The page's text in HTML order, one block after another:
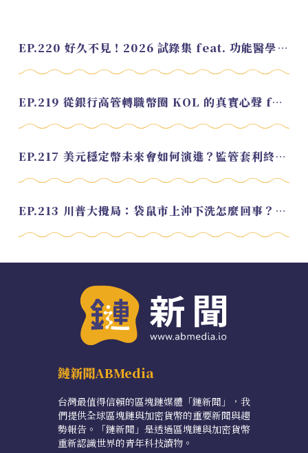
EP.220 好久不見！2026 試錄集 feat. 功能醫學營養師 美寶
EP.219 從銀行高管轉職幣圈 KOL 的真實心聲 feat.龜大
EP.217 美元穩定幣未來會如何演進？監管套利終將收斂？feat. 研究員 余哲安
EP.213 川普大攪局：袋鼠市上沖下洗怎麼回事？feat. Alvin
鏈新聞ABMedia
台灣最值得信賴的區塊鏈媒體「鏈新聞」，我
們提供全球區塊鏈與加密貨幣的重要新聞與趨
勢報告。「鏈新聞」是透過區塊鏈與加密貨幣
重新認識世界的青年科技讀物。